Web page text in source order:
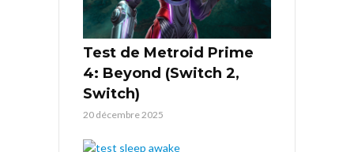
Test de Metroid Prime
4: Beyond (Switch 2,
Switch)
20 décembre 2025